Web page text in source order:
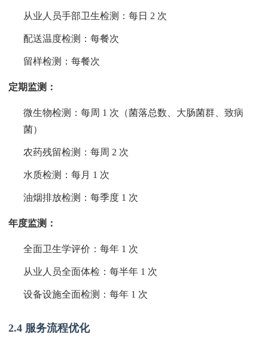
从业人员手部卫生检测：每日 2 次
配送温度检测：每餐次
留样检测：每餐次
定期监测：
微生物检测：每周 1 次（菌落总数、大肠菌群、致病
菌）
农药残留检测：每周 2 次
水质检测：每月 1 次
油烟排放检测：每季度 1 次
年度监测：
全面卫生学评价：每年 1 次
从业人员全面体检：每半年 1 次
设备设施全面检测：每年 1 次
2.4 服务流程优化